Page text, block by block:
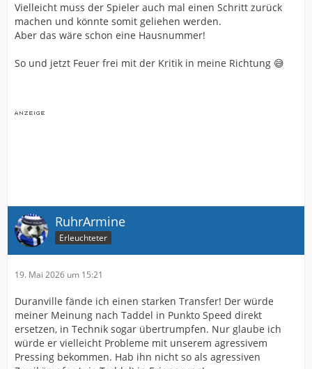
Vielleicht muss der Spieler auch mal einen Schritt zurück
machen und könnte somit geliehen werden.
Aber das wäre schon eine Hausnummer!
So und jetzt Feuer frei mit der Kritik in meine Richtung 😅
RuhrArmine
Erleuchteter
19. Mai 2026 um 15:21
Duranville fände ich einen starken Transfer! Der würde
meiner Meinung nach Taddel in Punkto Speed direkt
ersetzen, in Technik sogar übertrumpfen. Nur glaube ich
würde er vielleicht Probleme mit unserem agressivem
Pressing bekommen. Hab ihn nicht so als agressiven